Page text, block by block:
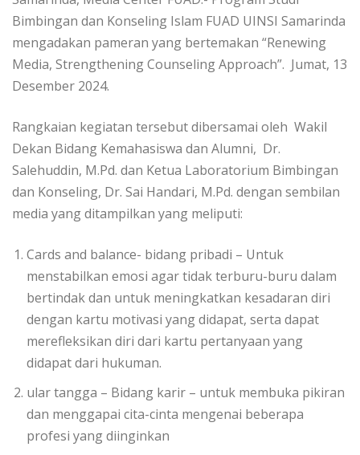
Bimbingan dan Konseling Islam FUAD UINSI Samarinda
mengadakan pameran yang bertemakan “Renewing
Media, Strengthening Counseling Approach”. Jumat, 13
Desember 2024.
Rangkaian kegiatan tersebut dibersamai oleh Wakil
Dekan Bidang Kemahasiswa dan Alumni, Dr.
Salehuddin, M.Pd. dan Ketua Laboratorium Bimbingan
dan Konseling, Dr. Sai Handari, M.Pd. dengan sembilan
media yang ditampilkan yang meliputi:
Cards and balance- bidang pribadi – Untuk
menstabilkan emosi agar tidak terburu-buru dalam
bertindak dan untuk meningkatkan kesadaran diri
dengan kartu motivasi yang didapat, serta dapat
merefleksikan diri dari kartu pertanyaan yang
didapat dari hukuman.
ular tangga – Bidang karir – untuk membuka pikiran
dan menggapai cita-cinta mengenai beberapa
profesi yang diinginkan